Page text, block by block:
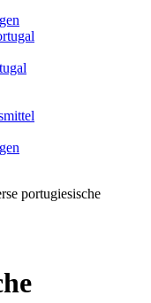
portugiesische